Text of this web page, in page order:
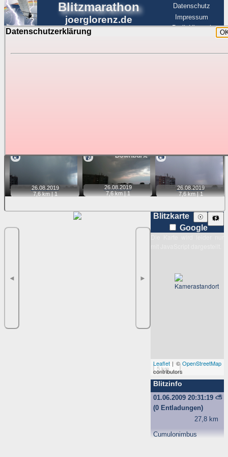
Datenschutzerklärung
Blitzmarathon
joerglorenz.de
Datenschutz
Impressum
BerlinHimmel
Blitzmarathon
Luftfahrt
📷
26.08. 2019
7,6 km |1
📹
26.08. 2019
7,6 km |1
📷
26.08.2019
7,6 km |1
◄ ►
Blitzkarte 🗱
☉
Google
5 km
Leaflet | ©OpenStreetMap
contributors
Blitzinfo
01.06.2009 20:31:19⛅
(0 Entladungen)
27,8 km
Cumulonimbus